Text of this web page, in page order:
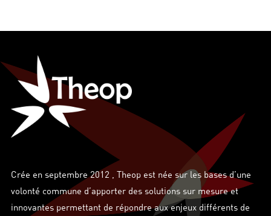
Crée en septembre 2012 , Theop est née sur les bases d’une
volonté commune d’apporter des solutions sur mesure et
innovantes permettant de répondre aux enjeux différents de